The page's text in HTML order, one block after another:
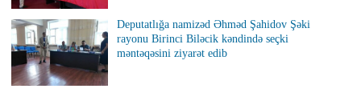
Deputatlığa namizəd Əhməd Şahidov Şəki
rayonu Birinci Biləcik kəndində seçki
məntəqəsini ziyarət edib